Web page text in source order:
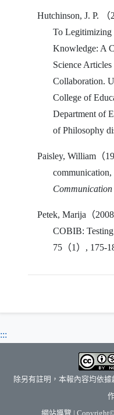
Hutchinson, J. P. （
To Legitimizing
Knowledge: A
Science
Collaboration.
College of
Department of
of Philosophy
Paisley, William （
communication,
Communication
Petek, Marija （2008
COBIB:
75（1 ） , 175-
:::
除另有註明，本報內容均依